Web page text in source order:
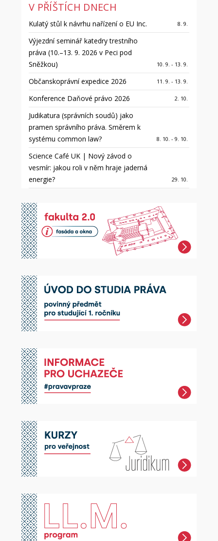
V PŘÍŠTÍCH DNECH
Kulatý stůl k návrhu nařízení o EU Inc. 8. 9.
Výjezdní seminář katedry trestního
práva (10.–13. 9. 2026 v Peci pod
Sněžkou)
10. 9. - 13. 9.
Občanskoprávní expedice 2026 11. 9. - 13. 9.
Konference Daňové právo 2026 2. 10.
Judikatura (správních soudů) jako
pramen správního práva. Směrem k
systému common law?
8. 10. - 9. 10.
Science Café UK | Nový závod o
vesmír: jakou roli v něm hraje jaderná
energie?
29. 10.